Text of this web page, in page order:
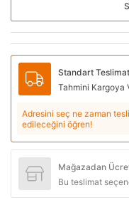
Standart Teslimat
Tahmini Kargoya
Adresini seç ne zaman
edileceğini öğren!
Mağazadan
Bu teslimat